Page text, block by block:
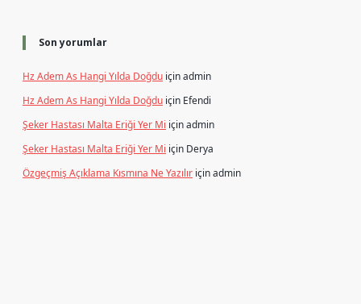
Son yorumlar
Hz Adem As Hangi Yılda Doğdu içinadmin
Hz Adem As Hangi Yılda Doğdu için Efendi
Şeker Hastası Malta Eriği Yer Mi içinadmin
Şeker Hastası Malta Eriği Yer Mi için Derya
Özgeçmiş Açıklama Kısmına Ne Yazılır içinadmin